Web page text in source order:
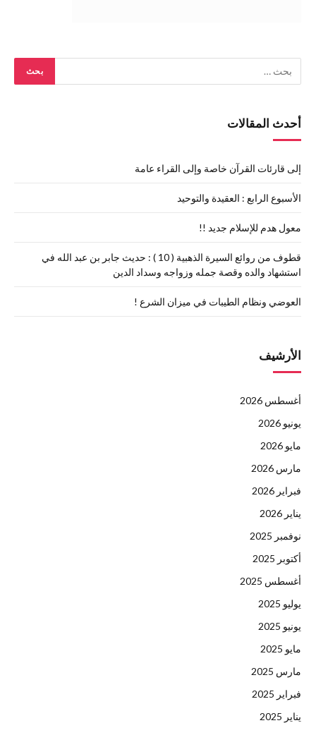
أحدث المقالات
إلى قارئات القرآن خاصة وإلى القراء عامة
الأسبوع الرابع : العقيدة والتوحيد
معول هدم للإسلام جديد !!
قطوف من روائع السيرة الذهبية ( 10 ) : حديث جابر بن عبد الله في
استشهاد والده وقصة جمله وزواجه وسداد الدين
العوضي ونظام الطيبات في ميزان الشرع !
الأرشيف
أغسطس 2026
يونيو 2026
مايو 2026
مارس 2026
فبراير 2026
يناير 2026
نوفمبر 2025
أكتوبر 2025
أغسطس 2025
يوليو 2025
يونيو 2025
مايو 2025
مارس 2025
فبراير 2025
يناير 2025